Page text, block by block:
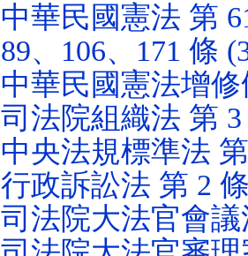
中華民國憲法 第
89、106、171 條
中華民國憲法增修
司法院組織法 第 3
中央法規標準法
行政訴訟法 第 2
司法院大法官會議